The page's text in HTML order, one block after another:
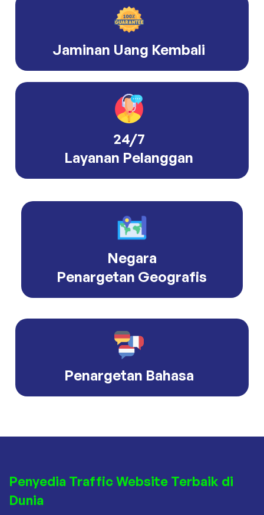
Jaminan Uang Kembali
24/7
Layanan Pelanggan
Negara
Penargetan Geografis
Penargetan Bahasa
Penyedia Traffic Website Terbaik di
Dunia